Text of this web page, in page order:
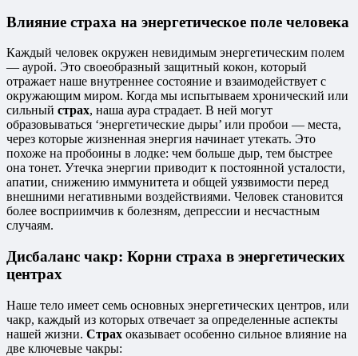
Влияние страха на энергетическое поле человека
Каждый человек окружен невидимым энергетическим полем
— аурой. Это своеобразный защитный кокон, который
отражает наше внутреннее состояние и взаимодействует с
окружающим миром. Когда мы испытываем хронический или
сильный страх, наша аура страдает. В ней могут
образовываться ‘энергетические дыры’ или пробои — места,
через которые жизненная энергия начинает утекать. Это
похоже на пробоины в лодке: чем больше дыр, тем быстрее
она тонет. Утечка энергии приводит к постоянной усталости,
апатии, снижению иммунитета и общей уязвимости перед
внешними негативными воздействиями. Человек становится
более восприимчив к болезням, депрессии и несчастным
случаям.
Дисбаланс чакр: Корни страха в энергетических
центрах
Наше тело имеет семь основных энергетических центров, или
чакр, каждый из которых отвечает за определенные аспекты
нашей жизни. Страх оказывает особенно сильное влияние на
две ключевые чакры: